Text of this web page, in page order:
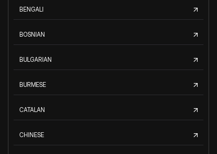
BENGALI
BOSNIAN
BULGARIAN
BURMESE
CATALAN
CHINESE